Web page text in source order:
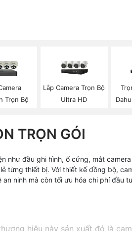
Trọn Bộ
Lắp Camera Trọn Bộ
Ultra HD
TRỌN GÓI
như đầu ghi hình, ổ cứng, mắt
từng thiết bị. Với thiết kế đồng bộ,
ninh mà còn tối ưu hóa chi phí đầu
hiệu này sản xuất đó là